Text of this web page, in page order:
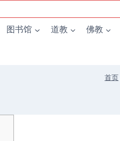
图书馆 道教 佛教
首页